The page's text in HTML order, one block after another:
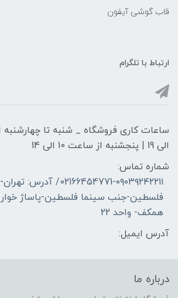
قاب گوشی آیفون
ارتباط با تلگرام
الی 19 | پنجشنبه از ساعت 10 الی 14
شماره تماس:
02166454771-۰۹۰۳۹۲۴۲۲۱۱/
فلسطین-جنب سینما فلسطین-پاساژ
همکف- واحد 22
آدرس ایمیل:
درباره ما